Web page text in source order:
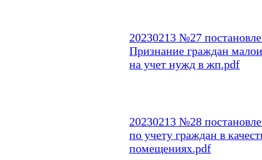
20230213 №27
Признание граждан
на учет нужд в жп.pdf
20230213 №28
по учету граждан в
помещениях.pdf